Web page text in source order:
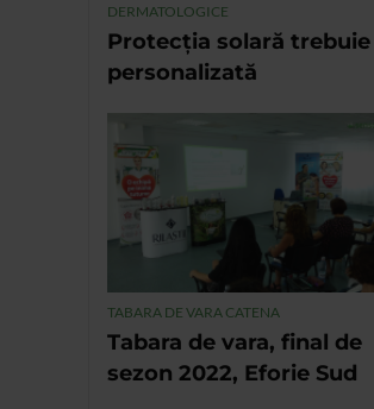
DERMATOLOGICE
Protecția solară trebuie
personalizată
TABARA DE VARA CATENA
Tabara de vara, final de
sezon 2022, Eforie Sud